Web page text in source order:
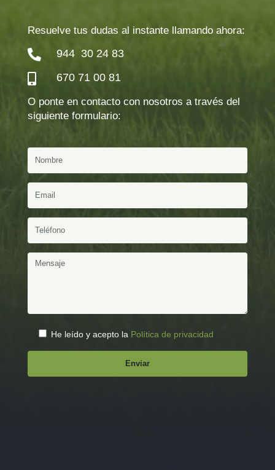
Resuelve tus dudas al instante llamando ahora:
 944 30 24 83
 670 71 00 81
O ponte en contacto con nosotros a través del
siguiente formulario:
He leído y acepto la Política de privacidad